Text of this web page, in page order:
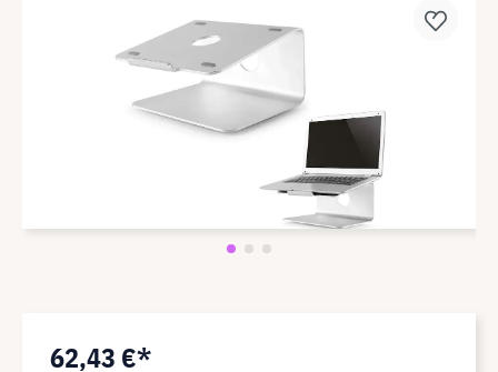
62,43 €*